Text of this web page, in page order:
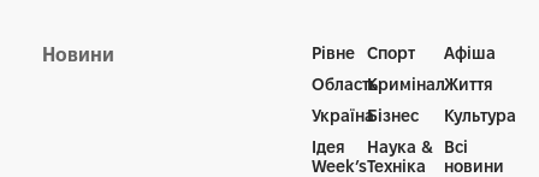
Новини
Рівне
Область
Україна
Ідея
Week’s
Спорт
Кримінал
Бізнес
Наука &
Техніка
Афіша
Життя
Культура
Всі
новини